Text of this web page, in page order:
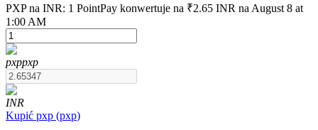
Kontrakty terminowe na USDT
Kontrakty futures wykorzystujące USDT jako zabezpieczenie
PXP na INR: 1 PointPay konwertuje na ₹2.65 INR na August 8 at
1:00 AM
pxppxp
INR
Kupić pxp (pxp)